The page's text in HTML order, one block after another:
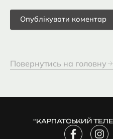
Повернутись на головну
“КАРПАТСЬКИЙ
F
I